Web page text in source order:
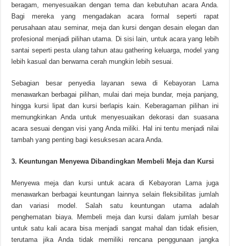
beragam, menyesuaikan dengan tema dan kebutuhan acara Anda.
Bagi mereka yang mengadakan acara formal seperti rapat
perusahaan atau seminar, meja dan kursi dengan desain elegan dan
profesional menjadi pilihan utama. Di sisi lain, untuk acara yang lebih
santai seperti pesta ulang tahun atau gathering keluarga, model yang
lebih kasual dan berwarna cerah mungkin lebih sesuai.
Sebagian besar penyedia layanan sewa di Kebayoran Lama
menawarkan berbagai pilihan, mulai dari meja bundar, meja panjang,
hingga kursi lipat dan kursi berlapis kain. Keberagaman pilihan ini
memungkinkan Anda untuk menyesuaikan dekorasi dan suasana
acara sesuai dengan visi yang Anda miliki. Hal ini tentu menjadi nilai
tambah yang penting bagi kesuksesan acara Anda.
3. Keuntungan Menyewa Dibandingkan Membeli Meja dan Kursi
Menyewa meja dan kursi untuk acara di Kebayoran Lama juga
menawarkan berbagai keuntungan lainnya selain fleksibilitas jumlah
dan variasi model. Salah satu keuntungan utama adalah
penghematan biaya. Membeli meja dan kursi dalam jumlah besar
untuk satu kali acara bisa menjadi sangat mahal dan tidak efisien,
terutama jika Anda tidak memiliki rencana penggunaan jangka